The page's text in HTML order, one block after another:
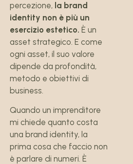
percezione, la brand
identity non è più un
esercizio estetico. È un
asset strategico. E come
ogni asset, il suo valore
dipende da profondità,
metodo e obiettivi di
business.
Quando un imprenditore
mi chiede quanto costa
una brand identity, la
prima cosa che faccio non
è parlare di numeri. È